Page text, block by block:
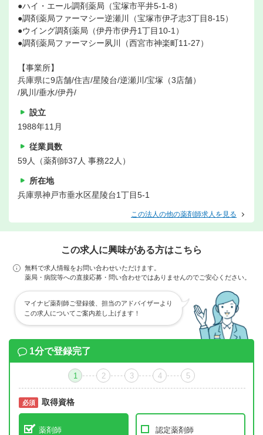
●ハイ・エール調剤薬局（宝塚市平井5-1-8）
●調剤薬局ファーマシー逆瀬川（宝塚市伊孑志3丁目8-15）
●ウイング調剤薬局（伊丹市伊丹1丁目10-1）
●調剤薬局ファーマシー夙川（西宮市神楽町11-27）
【事業所】
兵庫県に9店舗/住吉/星陵台/逆瀬川/宝塚（3店舗）
/夙川/垂水/伊丹/
設立
1988年11月
従業員数
59人（薬剤師37人 事務22人）
所在地
兵庫県神戸市垂水区星陵台1丁目5-1
この法人の他の薬剤師求人を見る
この求人に興味がある方はこちら
無料で求人情報をお問い合わせいただけます。
薬局・病院等への直接応募・問い合わせではありませんのでご安心ください。
マイナビ薬剤師ご登録後、担当のアドバイザーより
この求人についてご案内差し上げます！
1分で登録完了
1 2 3 4 5
必須 取得資格
薬剤師 認定薬剤師